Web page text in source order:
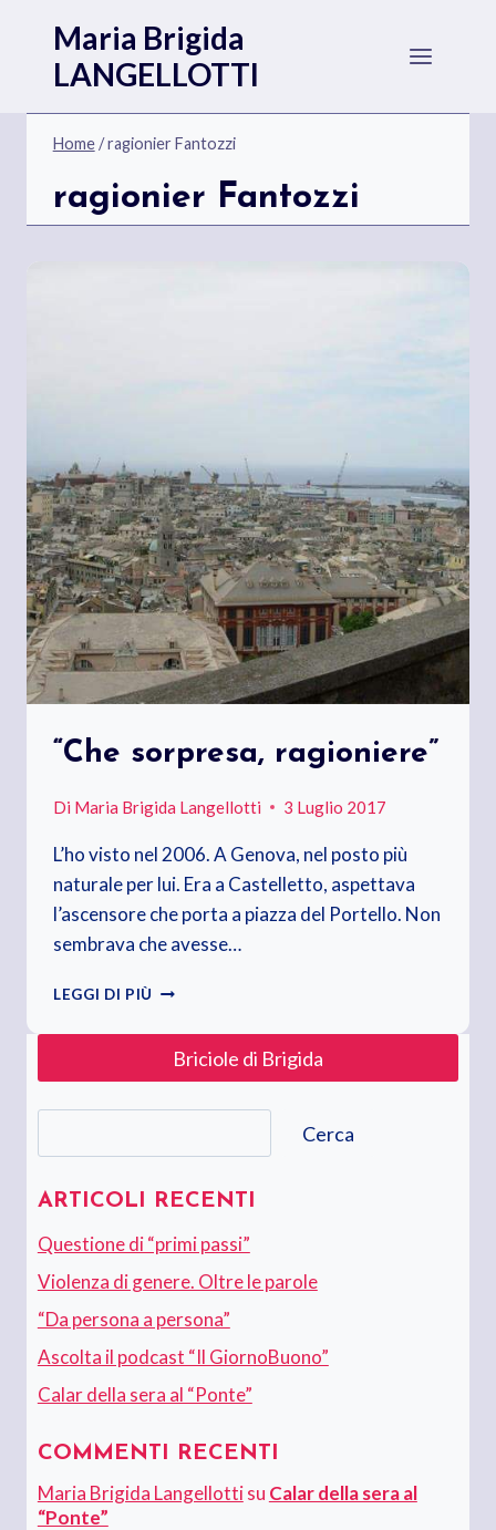
contenuto
Maria Brigida
LANGELLOTTI
Home/ragionier Fantozzi
ragionier Fantozzi
“Che sorpresa, ragioniere”
Di Maria Brigida Langellotti 3 Luglio 2017
L’ho visto nel 2006. A Genova, nel posto più
naturale per lui. Era a Castelletto, aspettava
l’ascensore che porta a piazza del Portello. Non
sembrava che avesse…
LEGGI DI PIÙ “CHE
RAGIONIERE”
Briciole di Brigida
Cerca
ARTICOLI RECENTI
Questione di “primi passi”
Violenza di genere. Oltre le parole
“Da persona a persona”
Ascolta il podcast “Il GiornoBuono”
Calar della sera al “Ponte”
COMMENTI RECENTI
Maria Brigida Langellottisu Calar della sera al
“Ponte”